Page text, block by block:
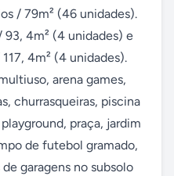
/ 79m² (46 unidades).
4m² (4 unidades) e
4m² (4 unidades).
arena games,
churrasqueiras, piscina
praça, jardim
de futebol gramado,
garagens no subsolo